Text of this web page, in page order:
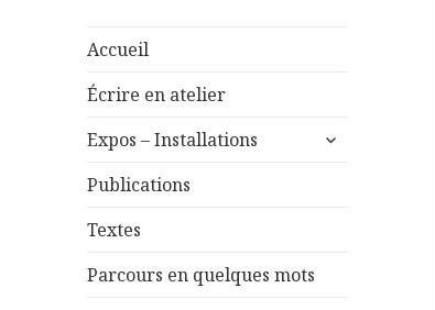
Accueil
Écrire en atelier
Expos – Installations
ouvrir
Publications
Textes
Parcours en quelques mots